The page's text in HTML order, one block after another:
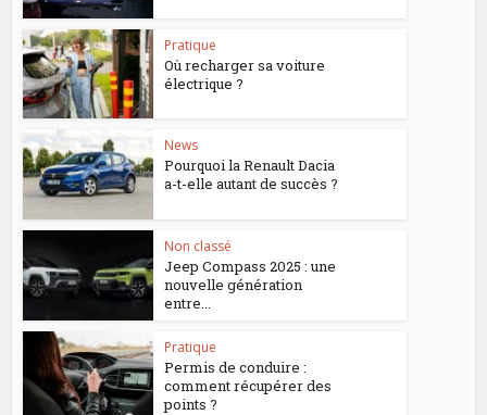
Pratique
Où recharger sa voiture
électrique ?
News
Pourquoi la Renault Dacia
a-t-elle autant de succès ?
Non classé
Jeep Compass 2025 : une
nouvelle génération
entre...
Pratique
Permis de conduire :
comment récupérer des
points ?